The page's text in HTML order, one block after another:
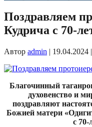
Поздравляем
Кудрича с 70-
Автор admin | 19.04.2024 |
Благочинный
духовенство и
поздравляют
Божией матери
с